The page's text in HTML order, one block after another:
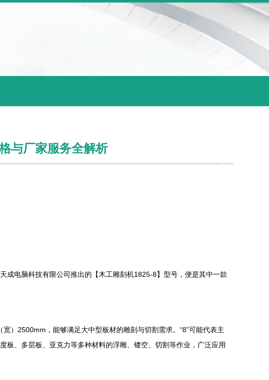
与厂家服务全解析
成电脑科技有限公司推出的【木工雕刻机1825-8】型号，便是其中一款
）2500mm，能够满足大中型板材的雕刻与切割需求。“8”可能代表主
、多层板、亚克力等多种材料的浮雕、镂空、切割等作业，广泛应用